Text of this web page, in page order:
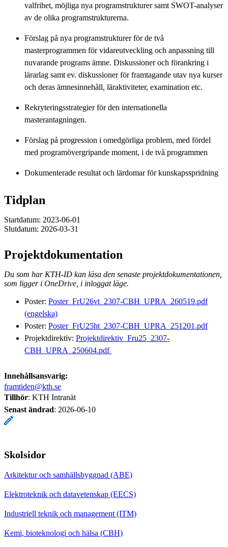
valfrihet, möjliga nya programstrukturer samt SWOT-analyser
av de olika programstrukturerna.
Förslag på nya programstrukturer för de två
masterprogrammen för vidareutveckling och anpassning till
nuvarande programs ämne. Diskussioner och förankring i
lärarlag samt ev. diskussioner för framtagande utav nya kurser
och deras ämnesinnehåll, läraktiviteter, examination etc.
Rekryteringsstrategier för den internationella
masterantagningen.
Förslag på progression i omedgörliga problem, med fördel
med programövergripande moment, i de två programmen
Dokumenterade resultat och lärdomar för kunskapsspridning
Tidplan
Startdatum: 2023-06-01
Slutdatum: 2026-03-31
Projektdokumentation
Du som har KTH-ID kan läsa den senaste projektdokumentationen,
som ligger i OneDrive, i inloggat läge.
Poster: Poster_FrU26vt_2307-CBH_UPRA_260519.pdf
(engelska)
Poster: Poster_FrU25ht_2307-CBH_UPRA_251201.pdf
Projektdirektiv: Projektdirektiv_Fru25_2307-
CBH_UPRA_250604.pdf
Innehållsansvarig:
framtiden@kth.se
Tillhör: KTH Intranät
Senast ändrad: 2026-06-10
Skolsidor
Arkitektur och samhällsbyggnad (ABE)
Elektroteknik och datavetenskap (EECS)
Industriell teknik och management (ITM)
Kemi, bioteknologi och hälsa (CBH)